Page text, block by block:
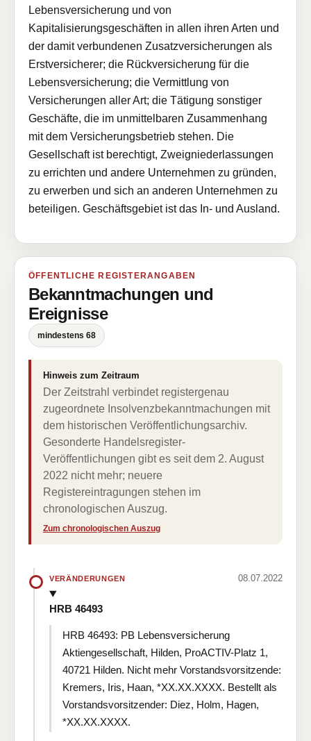
Lebensversicherung und von
Kapitalisierungsgeschäften in allen ihren Arten und
der damit verbundenen Zusatzversicherungen als
Erstversicherer; die Rückversicherung für die
Lebensversicherung; die Vermittlung von
Versicherungen aller Art; die Tätigung sonstiger
Geschäfte, die im unmittelbaren Zusammenhang
mit dem Versicherungsbetrieb stehen. Die
Gesellschaft ist berechtigt, Zweigniederlassungen
zu errichten und andere Unternehmen zu gründen,
zu erwerben und sich an anderen Unternehmen zu
beteiligen. Geschäftsgebiet ist das In- und Ausland.
ÖFFENTLICHE REGISTERANGABEN
Bekanntmachungen und
Ereignisse
mindestens 68
Hinweis zum Zeitraum
Der Zeitstrahl verbindet registergenau
zugeordnete Insolvenzbekanntmachungen mit
dem historischen Veröffentlichungsarchiv.
Gesonderte Handelsregister-
Veröffentlichungen gibt es seit dem 2. August
2022 nicht mehr; neuere
Registereintragungen stehen im
chronologischen Auszug.
Zum chronologischen Auszug
VERÄNDERUNGEN 08.07.2022
HRB 46493
HRB 46493: PB Lebensversicherung
Aktiengesellschaft, Hilden, ProACTIV-Platz 1,
40721 Hilden. Nicht mehr Vorstandsvorsitzende:
Kremers, Iris, Haan, *XX.XX.XXXX. Bestellt als
Vorstandsvorsitzender: Diez, Holm, Hagen,
*XX.XX.XXXX.